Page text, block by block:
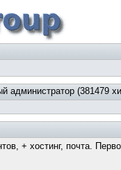
администратор (381479
+ хостинг, почта.